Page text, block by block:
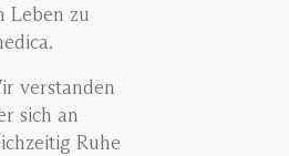
Leben zu
verstanden
sich an
Ruhe